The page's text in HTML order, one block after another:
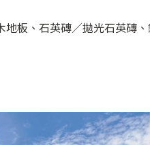
板、石英磚／拋光石英磚